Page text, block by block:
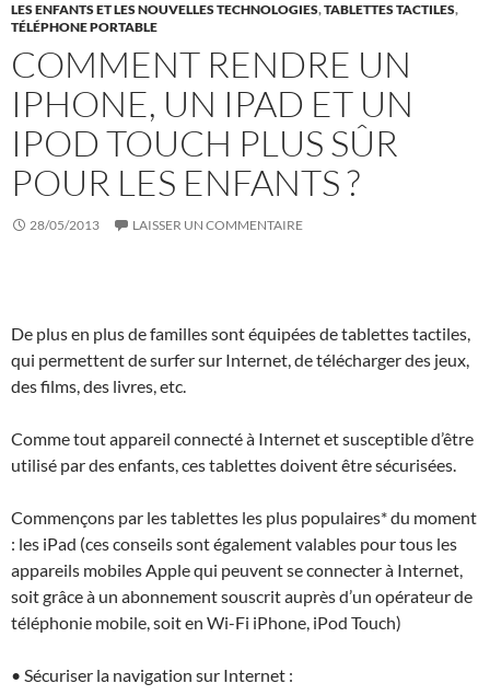
LES ENFANTS ET LES NOUVELLES TECHNOLOGIES,TABLETTES TACTILES,
TÉLÉPHONE PORTABLE
COMMENT RENDRE UN
IPHONE, UN IPAD ET UN
IPOD TOUCH PLUS SÛR
POUR LES ENFANTS ?
28/05/2013 LAISSER UN COMMENTAIRE
De plus en plus de familles sont équipées de tablettes tactiles,
qui permettent de surfer sur Internet, de télécharger des jeux,
des films, des livres, etc.
Comme tout appareil connecté à Internet et susceptible d’être
utilisé par des enfants, ces tablettes doivent être sécurisées.
Commençons par les tablettes les plus populaires* du moment
: les iPad (ces conseils sont également valables pour tous les
appareils mobiles Apple qui peuvent se connecter à Internet,
soit grâce à un abonnement souscrit auprès d’un opérateur de
téléphonie mobile, soit en Wi-Fi iPhone, iPod Touch)
• Sécuriser la navigation sur Internet :